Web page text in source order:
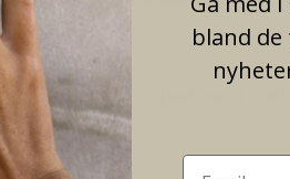
Pris:
Tradionellt
bland